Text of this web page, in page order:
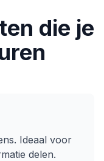
die je
Ideaal voor
delen.